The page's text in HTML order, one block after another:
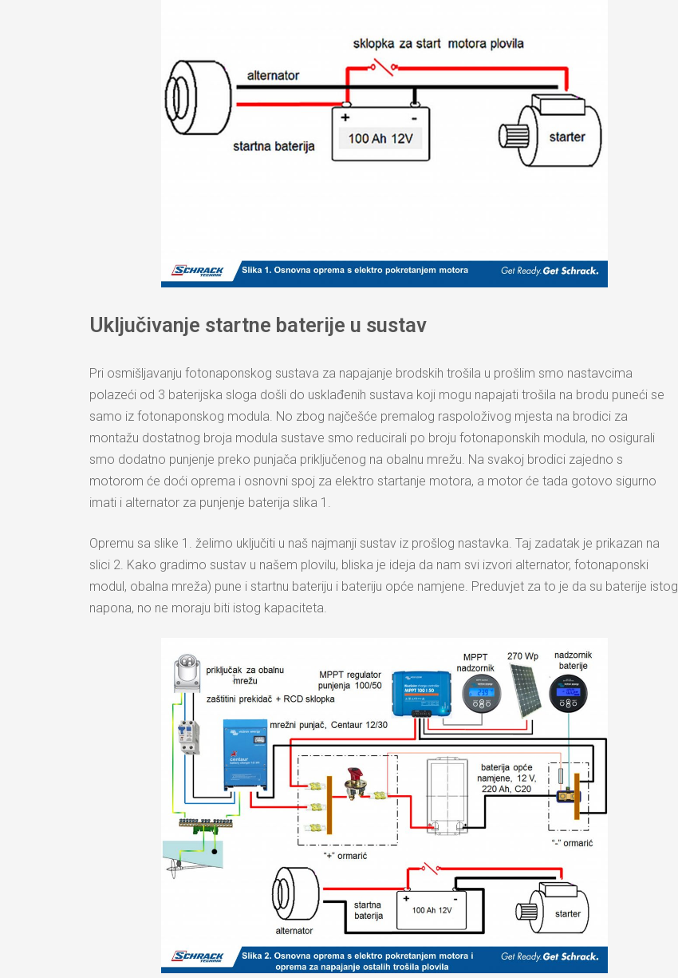
Uključivanje startne baterije u sustav
Pri osmišljavanju fotonaponskog sustava za napajanje brodskih trošila u prošlim smo nastavcima
polazeći od 3 baterijska sloga došli do usklađenih sustava koji mogu napajati trošila na brodu puneći se
samo iz fotonaponskog modula. No zbog najčešće premalog raspoloživog mjesta na brodici za
montažu dostatnog broja modula sustave smo reducirali po broju fotonaponskih modula, no osigurali
smo dodatno punjenje preko punjača priključenog na obalnu mrežu. Na svakoj brodici zajedno s
motorom će doći oprema i osnovni spoj za elektro startanje motora, a motor će tada gotovo sigurno
imati i alternator za punjenje baterija slika 1.
Opremu sa slike 1. želimo uključiti u naš najmanji sustav iz prošlog nastavka. Taj zadatak je prikazan na
slici 2. Kako gradimo sustav u našem plovilu, bliska je ideja da nam svi izvori alternator, fotonaponski
modul, obalna mreža) pune i startnu bateriju i bateriju opće namjene. Preduvjet za to je da su baterije istog
napona, no ne moraju biti istog kapaciteta.